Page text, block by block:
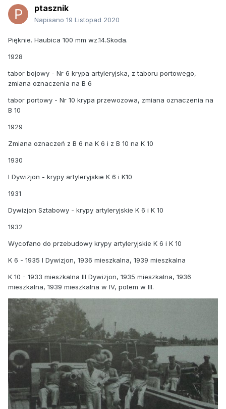
ptasznik
Napisano 19 Listopad 2020
Pięknie. Haubica 100 mm wz.14.Skoda.
1928
tabor bojowy - Nr 6 krypa artyleryjska, z taboru portowego,
zmiana oznaczenia na B 6
tabor portowy - Nr 10 krypa przewozowa, zmiana oznaczenia na
B 10
1929
Zmiana oznaczeń z B 6 na K 6 i z B 10 na K 10
1930
I Dywizjon - krypy artyleryjskie K 6 i K10
1931
Dywizjon Sztabowy - krypy artyleryjskie K 6 i K 10
1932
Wycofano do przebudowy krypy artyleryjskie K 6 i K 10
K 6 - 1935 I Dywizjon, 1936 mieszkalna, 1939 mieszkalna
K 10 - 1933 mieszkalna III Dywizjon, 1935 mieszkalna, 1936
mieszkalna, 1939 mieszkalna w IV, potem w III.